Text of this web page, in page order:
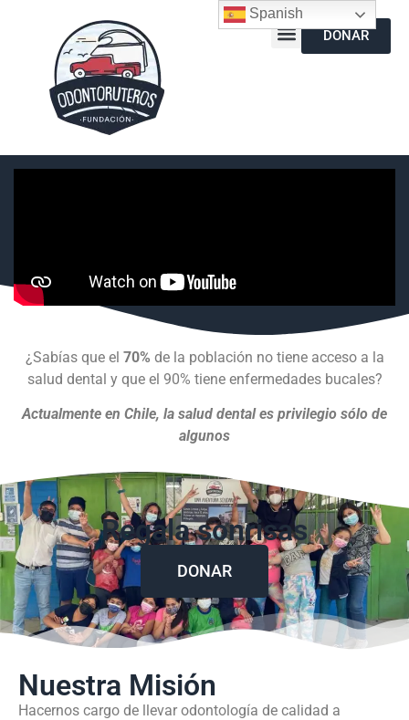
DONAR
¿Sabías que el 70% de la población no tiene acceso a la
salud dental y que el 90% tiene enfermedades bucales?
Actualmente en Chile, la salud dental es privilegio sólo de
algunos
Regala sonrisas
DONAR
Nuestra Misión
Hacernos cargo de llevar odontología de calidad a
Spanish